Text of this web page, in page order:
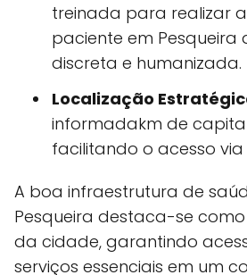
treinada para realizar
paciente em Pesqueira
discreta e humanizada.
Localização
informadakm de
facilitando o acesso via
A boa infraestrutura de
Pesqueira destaca-se
da cidade, garantindo
serviços essenciais em um